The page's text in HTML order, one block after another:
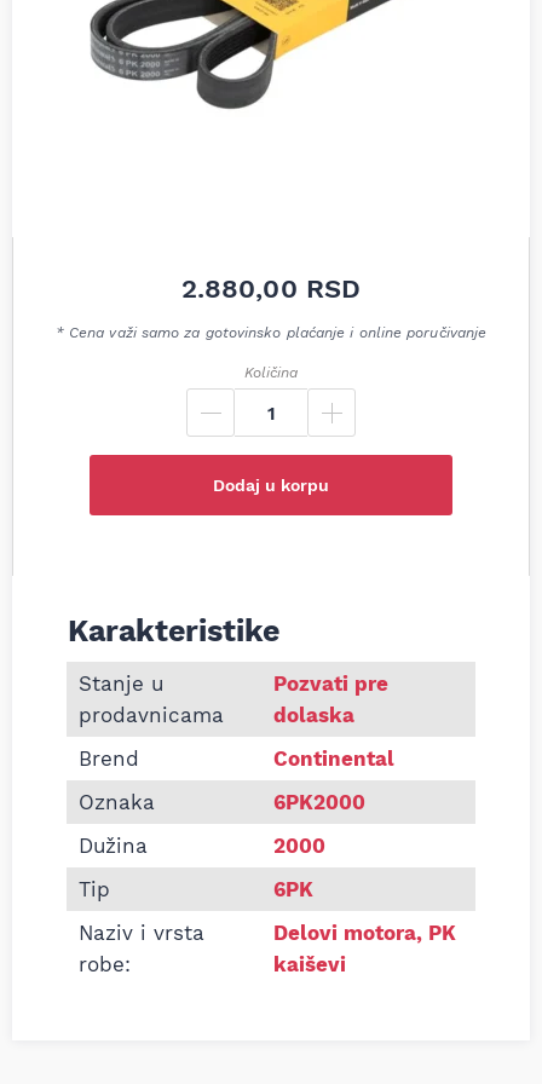
2.880,00 RSD
* Cena važi samo za gotovinsko plaćanje i online poručivanje
Količina
Dodaj u korpu
Informacije o Pk kaiš Continental 6PK2000
Karakteristike
Stanje u
prodavnicama
Pozvati pre
dolaska
Brend
Continental
Oznaka
6PK2000
Dužina
2000
Tip
6PK
Naziv i vrsta
robe:
Delovi motora, PK
kaiševi